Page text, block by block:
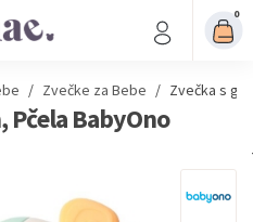
0
/ Zvečke za Bebe / Zvečka s
Pčela BabyOno